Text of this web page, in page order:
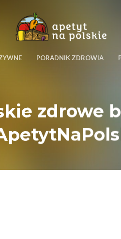
PORADNIK ZDROWIA
zdrowe